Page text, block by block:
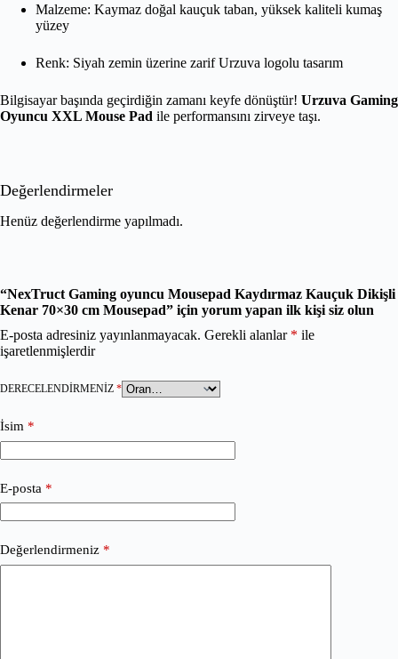
Malzeme: Kaymaz doğal kauçuk taban, yüksek kaliteli kumaş
yüzey
Renk: Siyah zemin üzerine zarif Urzuva logolu tasarım
Bilgisayar başında geçirdiğin zamanı keyfe dönüştür! Urzuva Gaming
Oyuncu XXL Mouse Pad ile performansını zirveye taşı.
Değerlendirmeler
Henüz değerlendirme yapılmadı.
“NexTruct Gaming oyuncu Mousepad Kaydırmaz Kauçuk Dikişli
Kenar 70×30 cm Mousepad” için yorum yapan ilk kişi siz olun
E-posta adresiniz yayınlanmayacak. Gerekli alanlar * ile
işaretlenmişlerdir
DERECELENDIRMENIZ *
İsim *
E-posta *
Değerlendirmeniz *